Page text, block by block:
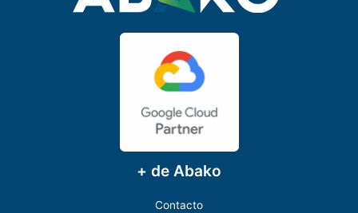
+ de Abako
Contacto